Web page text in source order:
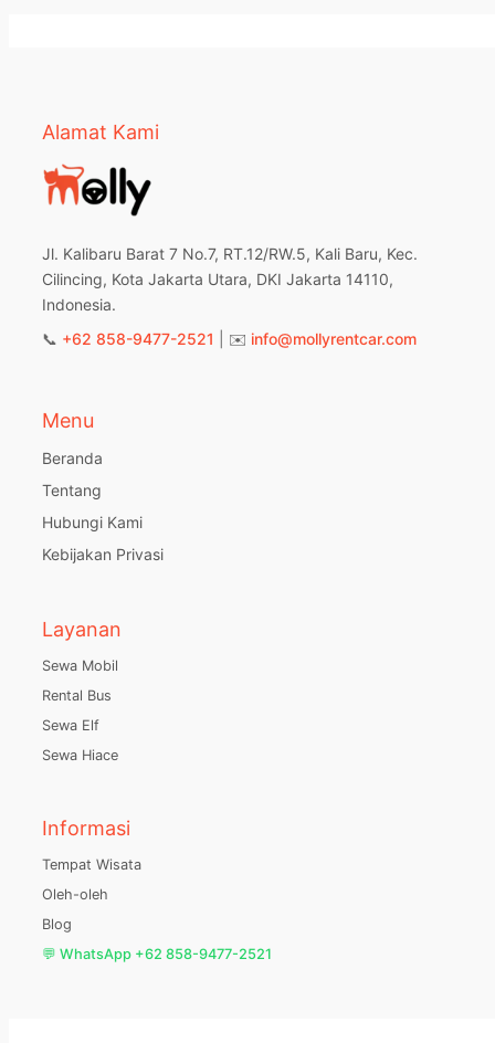
Alamat Kami
Jl. Kalibaru Barat 7 No.7, RT.12/RW.5, Kali Baru, Kec.
Cilincing, Kota Jakarta Utara, DKI Jakarta 14110,
Indonesia.
📞 +62 858-9477-2521 | ✉️ info@mollyrentcar.com
Menu
Beranda
Tentang
Hubungi Kami
Kebijakan Privasi
Layanan
Sewa Mobil
Rental Bus
Sewa Elf
Sewa Hiace
Informasi
Tempat Wisata
Oleh-oleh
Blog
💬 WhatsApp +62 858-9477-2521